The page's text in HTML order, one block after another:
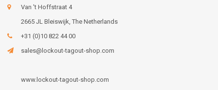
Van 't Hoffstraat 4
2665 JL Bleiswijk, The Netherlands
+31 (0)10 822 44 00
sales@lockout-tagout-shop.com
www.lockout-tagout-shop.com